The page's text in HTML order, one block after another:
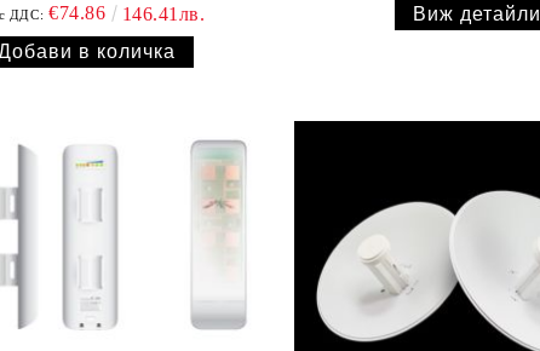
ДДС: €74.86 146.41лв. Виж детайли